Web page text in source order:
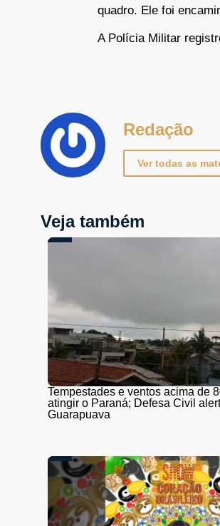
quadro. Ele foi
A Polícia Militar
Redação
Ver todas as
Veja também
Tempestades e ventos acima de
atingir o Paraná; Defesa Civil
Guarapuava